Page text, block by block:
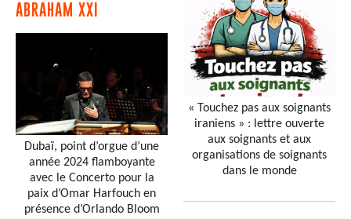
ABRAHAM XXI
Dubaï, point d’orgue d’une
année 2024 flamboyante
avec le Concerto pour la
paix d’Omar Harfouch en
présence d’Orlando Bloom
« Touchez pas aux soignants
iraniens » : lettre ouverte
aux soignants et aux
organisations de soignants
dans le monde